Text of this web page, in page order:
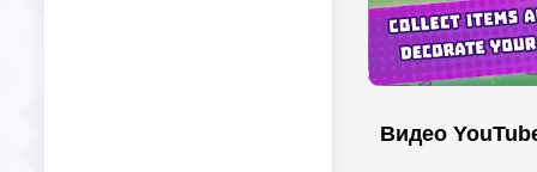
Видео